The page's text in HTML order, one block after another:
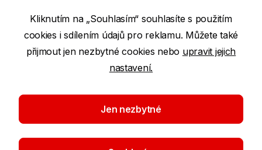
Podmínky používání internetových stránek
Prohlášení o přístupnosti
Ochrana osobních údajů
Kliknutím na „Souhlasím“ souhlasíte s použitím
cookies i sdílením údajů pro reklamu. Můžete také
přijmout jen nezbytné cookies nebo upravit jejich
nastavení.
Jen nezbytné